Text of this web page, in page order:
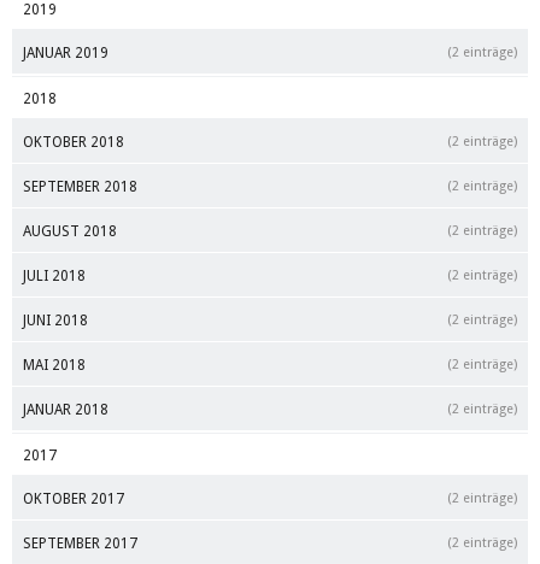
2019
JANUAR 2019 (2 einträge)
2018
OKTOBER 2018 (2 einträge)
SEPTEMBER 2018 (2 einträge)
AUGUST 2018 (2 einträge)
JULI 2018 (2 einträge)
JUNI 2018 (2 einträge)
MAI 2018 (2 einträge)
JANUAR 2018 (2 einträge)
2017
OKTOBER 2017 (2 einträge)
SEPTEMBER 2017 (2 einträge)